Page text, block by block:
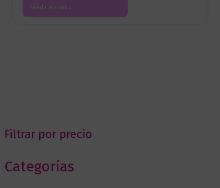
Filtrar por precio
Categorias
Añadir al carrito